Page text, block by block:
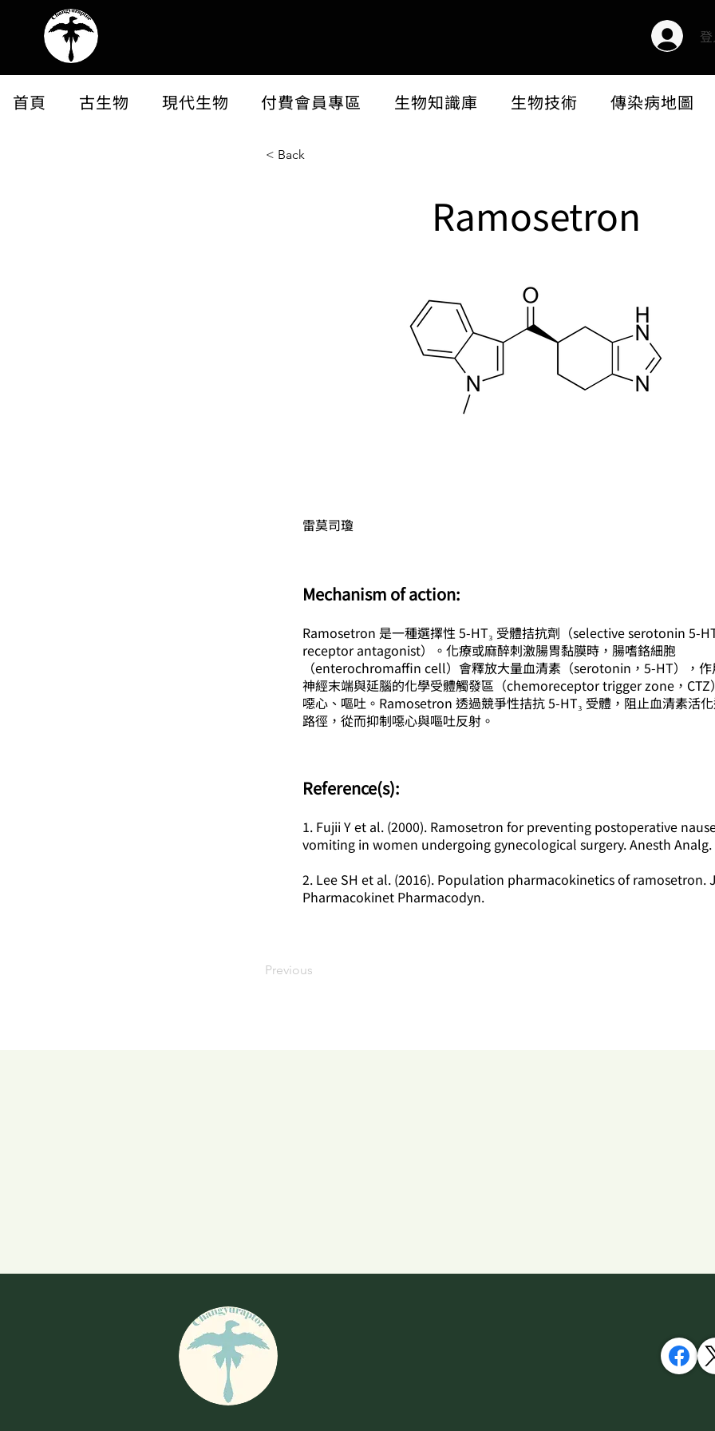
首頁 古生物 現代生物 付費會員專區 生物知識庫 生物技術 傳染病地圖
< Back
Ramosetron
雷莫司瓊
Mechanism of action:
Ramosetron 是一種選擇性 5-HT₃ 受體拮抗劑（selective serotonin 5-
receptor antagonist）。化療或麻醉刺激腸胃黏膜時，腸嗜鉻細胞
（enterochromaffin cell）會釋放大量血清素（serotonin，5-HT），作
神經末端與延腦的化學受體觸發區（chemoreceptor trigger zone，CTZ
噁心、嘔吐。Ramosetron 透過競爭性拮抗 5-HT₃ 受體，阻止血清素活
路徑，從而抑制噁心與嘔吐反射。
​Reference(s):
1. Fujii Y et al. (2000). Ramosetron for preventing postoperative
vomiting in women undergoing gynecological surgery. Anesth Analg.
2. Lee SH et al. (2016). Population pharmacokinetics of ramosetron. J
Pharmacokinet Pharmacodyn.
Previous